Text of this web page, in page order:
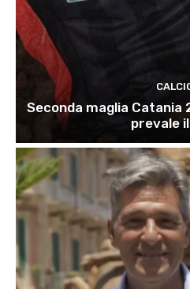
Seconda maglia Catania
prevale